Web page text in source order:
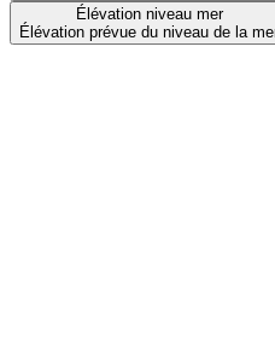
Élévation niveau mer
Élévation prévue du niveau de la